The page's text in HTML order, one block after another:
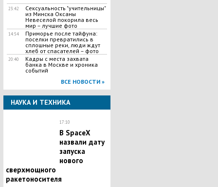
23:42
Сексуальность "учительницы"
из Минска Оксаны
Невеселой покорила весь
мир – лучшие фото
14:54
Приморье после тайфуна:
поселки превратились в
сплошные реки, люди ждут
хлеб от спасателей – фото
20:40
Кадры с места захвата
банка в Москве и хроника
событий
ВСЕ НОВОСТИ »
НАУКА И ТЕХНИКА
17:10
В SpaceX
назвали дату
запуска
нового
сверхмощного
ракетоносителя